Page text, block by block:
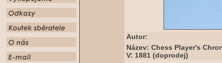
Autor:
Název: Chess Player's
V: 1881 (doprodej)